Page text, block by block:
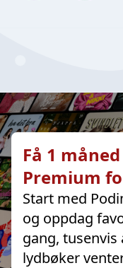
Få 1
Premium
Start med
og oppdag
gang, tusenvis
lydbøker